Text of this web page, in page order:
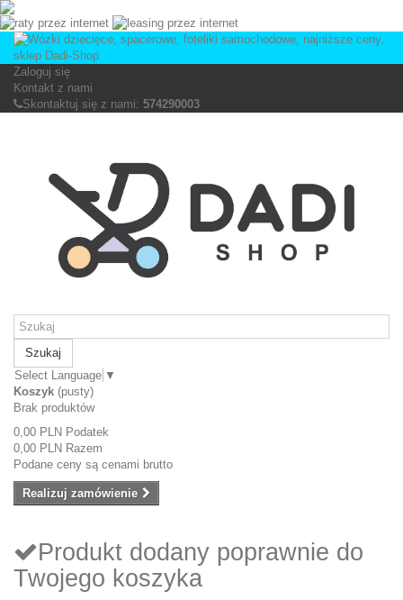
Zaloguj się
Kontakt z nami
Skontaktuj się z nami: 574290003
Szukaj
Select Language ▼
Koszyk (pusty)
Brak produktów
0,00 PLN Podatek
0,00 PLN Razem
Podane ceny są cenami brutto
Realizuj zamówienie
Produkt dodany poprawnie do
Twojego koszyka